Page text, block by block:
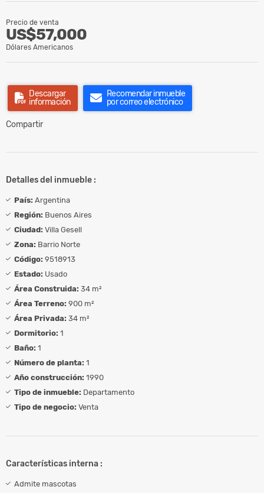
Precio de venta
US$57,000
Dólares Americanos
Descargar
información
Recomendar inmueble
por correo electrónico
Compartir
Detalles del inmueble :
País: Argentina
Región: Buenos Aires
Ciudad: Villa Gesell
Zona: Barrio Norte
Código: 9518913
Estado: Usado
Área Construida: 34 m²
Área Terreno: 900 m²
Área Privada: 34 m²
Dormitorio: 1
Baño: 1
Número de planta: 1
Año construcción: 1990
Tipo de inmueble: Departamento
Tipo de negocio: Venta
Características interna :
Admite mascotas